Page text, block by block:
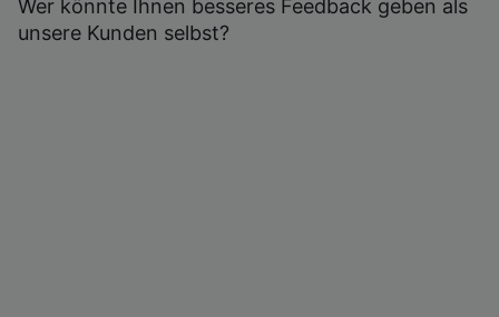
Wer könnte Ihnen besseres Feedback geben als
unsere Kunden selbst?